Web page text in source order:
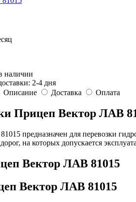
наличии
2-4 дня
Описание Доставка Оплата
Прицеп Вектор ЛАВ
предназначен для перевозки
на которых допускается
Вектор ЛАВ 81015
Вектор ЛАВ 81015